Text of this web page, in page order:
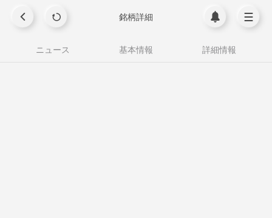
銘柄詳細
ニュース 基本情報 詳細情報